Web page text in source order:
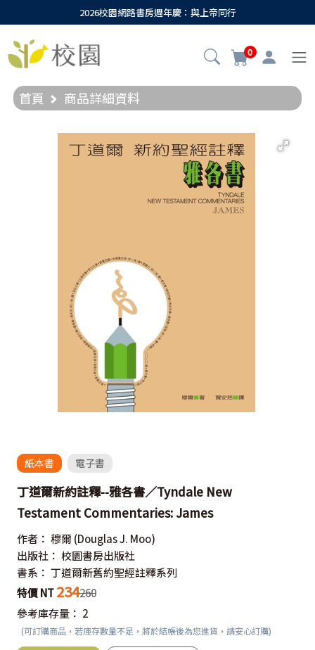
2026校園網路書房週年慶：與上帝同行
0
首頁 商品詳細資料
紙本書 電子書
丁道爾新約註釋--雅各書／Tyndale New
Testament Commentaries: James
作者： 穆爾 (Douglas J. Moo)
出版社： 校園書房出版社
書系： 丁道爾新舊約聖經註釋系列
特價 NT 234260
參考庫存量： 2
(可訂購商品，若庫存數量不足，將於結帳後為您進貨，請安心訂購)